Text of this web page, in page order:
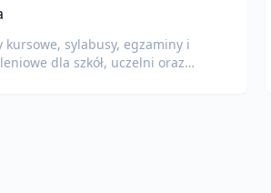
kursowe, sylabusy, egzaminy i
dla szkół, uczelni oraz